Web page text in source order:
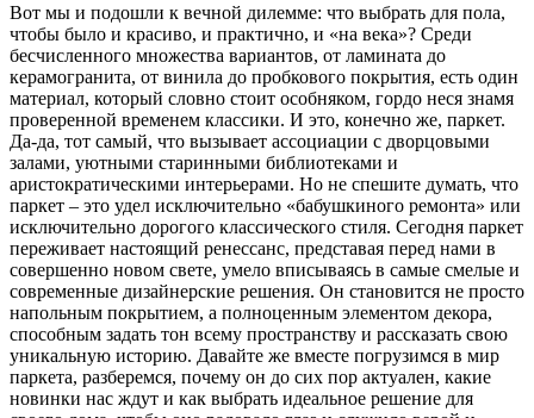
Вот мы и подошли к вечной дилемме: что выбрать для пола,
чтобы было и красиво, и практично, и «на века»? Среди
бесчисленного множества вариантов, от ламината до
керамогранита, от винила до пробкового покрытия, есть один
материал, который словно стоит особняком, гордо неся знамя
проверенной временем классики. И это, конечно же, паркет.
Да-да, тот самый, что вызывает ассоциации с дворцовыми
залами, уютными старинными библиотеками и
аристократическими интерьерами. Но не спешите думать, что
паркет – это удел исключительно «бабушкиного ремонта» или
исключительно дорогого классического стиля. Сегодня паркет
переживает настоящий ренессанс, представая перед нами в
совершенно новом свете, умело вписываясь в самые смелые и
современные дизайнерские решения. Он становится не просто
напольным покрытием, а полноценным элементом декора,
способным задать тон всему пространству и рассказать свою
уникальную историю. Давайте же вместе погрузимся в мир
паркета, разберемся, почему он до сих пор актуален, какие
новинки нас ждут и как выбрать идеальное решение для